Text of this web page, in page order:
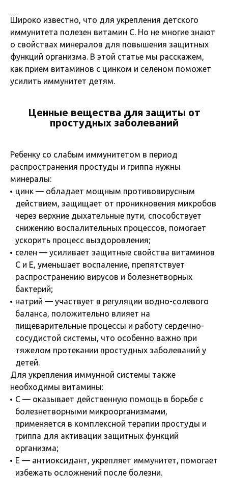
Широко известно, что для укрепления детского
иммунитета полезен витамин С. Но не многие знают
о свойствах минералов для повышения защитных
функций организма. В этой статье мы расскажем,
как прием витаминов с цинком и селеном поможет
усилить иммунитет детям.
Ценные вещества для защиты от
простудных заболеваний
Ребенку со слабым иммунитетом в период
распространения простуды и гриппа нужны
минералы:
цинк — обладает мощным противовирусным
действием, защищает от проникновения микробов
через верхние дыхательные пути, способствует
снижению воспалительных процессов, помогает
ускорить процесс выздоровления;
селен — усиливает защитные свойства витаминов
С и Е, уменьшает воспаление, препятствует
распространению вирусов и болезнетворных
бактерий;
натрий — участвует в регуляции водно-солевого
баланса, положительно влияет на
пищеварительные процессы и работу сердечно-
сосудистой системы, что особенно важно при
тяжелом протекании простудных заболеваний у
детей.
Для укрепления иммунной системы также
необходимы витамины:
С — оказывает действенную помощь в борьбе с
болезнетворными микроорганизмами,
применяется в комплексной терапии простуды и
гриппа для активации защитных функций
организма;
Е — антиоксидант, укрепляет иммунитет, помогает
избежать осложнений после болезни.